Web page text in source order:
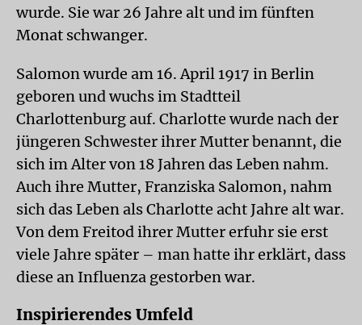
wurde. Sie war 26 Jahre alt und im fünften
Monat schwanger.
Salomon wurde am 16. April 1917 in Berlin
geboren und wuchs im Stadtteil
Charlottenburg auf. Charlotte wurde nach der
jüngeren Schwester ihrer Mutter benannt, die
sich im Alter von 18 Jahren das Leben nahm.
Auch ihre Mutter, Franziska Salomon, nahm
sich das Leben als Charlotte acht Jahre alt war.
Von dem Freitod ihrer Mutter erfuhr sie erst
viele Jahre später – man hatte ihr erklärt, dass
diese an Influenza gestorben war.
Inspirierendes Umfeld